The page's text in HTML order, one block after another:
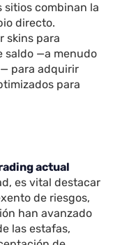
sitios combinan la
directo.
skins para
saldo —a menudo
para adquirir
para
actual
es vital destacar
de riesgos,
han avanzado
las estafas,